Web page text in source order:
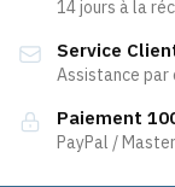
14 jours à la
Service
Assistance par
Paiement
PayPal /